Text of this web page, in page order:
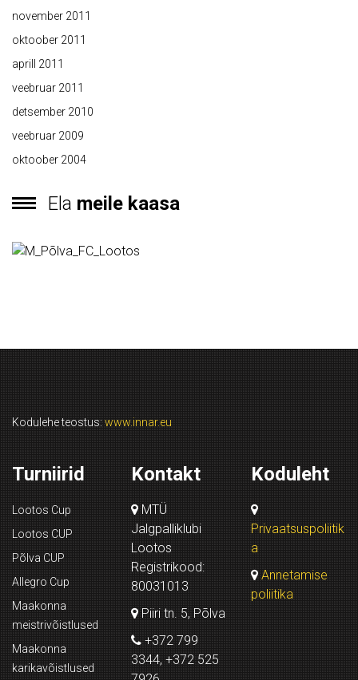
november 2011
oktoober 2011
aprill 2011
veebruar 2011
detsember 2010
veebruar 2009
oktoober 2004
Ela meile kaasa
Kodulehe teostus: www.innar.eu
Turniirid
Lootos Cup
Lootos CUP
Põlva CUP
Allegro Cup
Maakonna
meistrivõistlused
Maakonna
karikavõistlused
Kontakt
MTÜ
Jalgpalliklubi
Lootos
Registrikood:
80031013
Piiri tn. 5, Põlva
+372 799
3344, +372 525
Koduleht
Privaatsuspoliitik
a
Annetamise
poliitika